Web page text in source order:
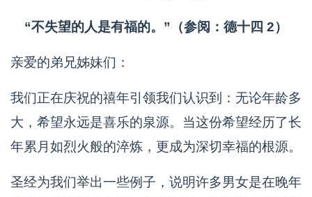
“不失望的人是有福的。”（参阅：德十四 2）
亲爱的弟兄姊妹们：
我们正在庆祝的禧年引领我们认识到：无论年龄多
大，希望永远是喜乐的泉源。当这份希望经历了长
年累月如烈火般的淬炼，更成为深切幸福的根源。
圣经为我们举出一些例子，说明许多男女是在晚年